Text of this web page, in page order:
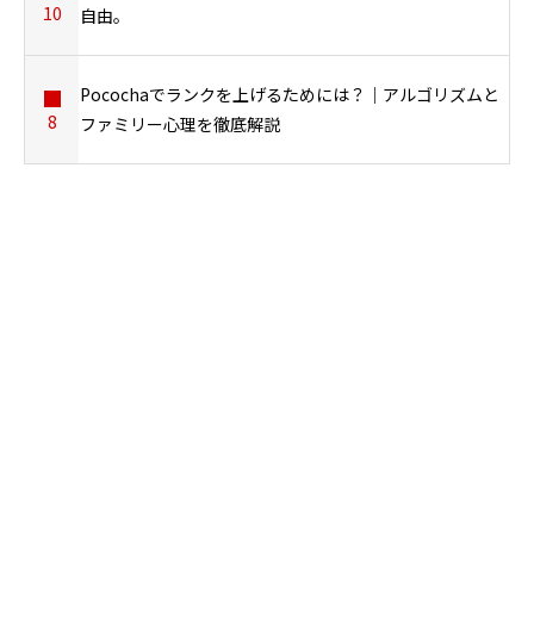
10
自由。
8
Pocochaでランクを上げるためには？｜アルゴリズムと
ファミリー心理を徹底解説